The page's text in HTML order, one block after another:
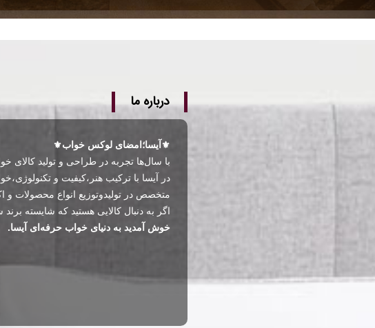
درباره ما
⚜️آیسا؛امضای لوکس خواب⚜️
با سال‌ها تجربه در طراحی و تولید کالای
در آیسا با ترکیب هنر،کیفیت و
متخصص در تولیدوتوزیع انواع محصولات
اگر به‌ دنبال کالایی هستید که شایسته
خوش آمدید به دنیای خواب حرفه‌ای آیسا.